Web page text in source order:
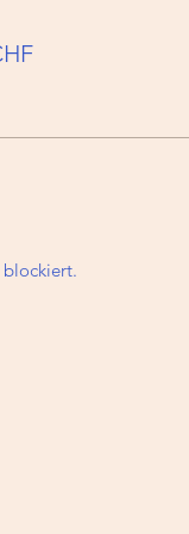
Seite siehst